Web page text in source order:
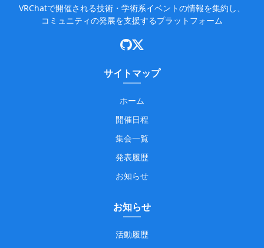
VRChatで開催される技術・学術系イベントの情報を集約し、
コミュニティの発展を支援するプラットフォーム
サイトマップ
ホーム
開催日程
集会一覧
発表履歴
お知らせ
お知らせ
活動履歴